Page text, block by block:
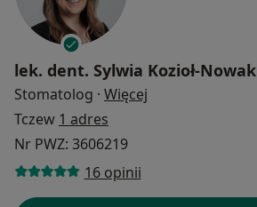
lek. dent. Sylwia Kozioł-Nowak
Stomatolog · Więcej
Tczew 1 adres
Nr PWZ: 3606219
16 opinii